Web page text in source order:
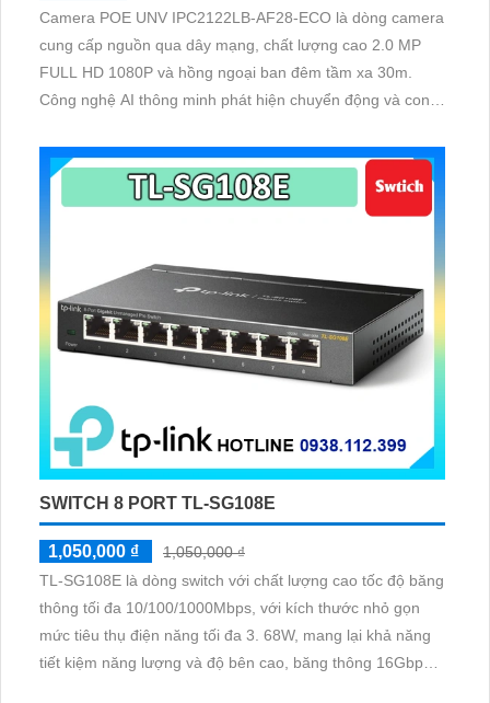
Camera POE UNV IPC2122LB-AF28-ECO là dòng camera
cung cấp nguồn qua dây mạng, chất lượng cao 2.0 MP
FULL HD 1080P và hồng ngoại ban đêm tầm xa 30m.
Công nghệ AI thông minh phát hiện chuyển động và con
đến 60°C
SWITCH 8 PORT TL-SG108E
1,050,000 ₫
1,050,000 ₫
TL-SG108E là dòng switch với chất lượng cao tốc độ băng
thông tối đa 10/100/1000Mbps, với kích thước nhỏ gọn
mức tiêu thụ điện năng tối đa 3. 68W, mang lại khả năng
tiết kiệm năng lượng và độ bên cao, băng thông 16Gbps